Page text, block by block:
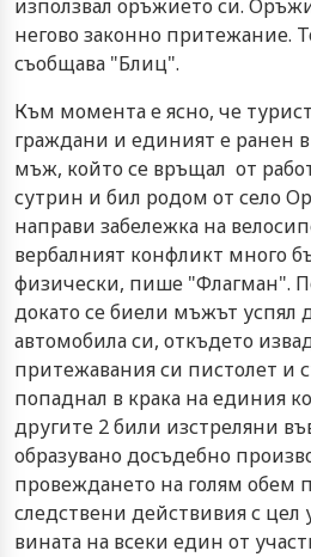
използвал оръжието си.
негово законно притежание.
съобщава "Блиц".
Към момента е ясно, че
граждани и единият е ранен
мъж, който се връщал от
сутрин и бил родом от село
направи забележка на
вербалният конфликт много
физически, пише "Флагман".
докато се биели мъжът успял
автомобила си, откъдето
притежавания си пистолет и
попаднал в крака на единия
другите 2 били изстреляни
образувано досъдебно
провеждането на голям обем
следствени действивия с цел
вината на всеки един от